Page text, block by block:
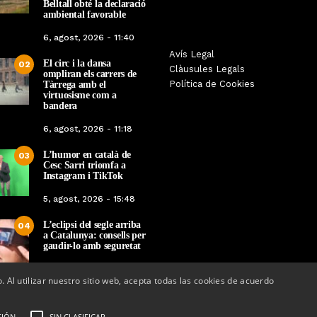
Belltall obté la declaració
ambiental favorable
6, agost, 2026 - 11:40
02
El circ i la dansa
ompliran els carrers de
Tàrrega amb el
virtuosisme com a
bandera
6, agost, 2026 - 11:18
03
L’humor en català de
Cesc Sarri triomfa a
Instagram i TikTok
5, agost, 2026 - 15:48
04
L’eclipsi del segle arriba
a Catalunya: consells per
gaudir-lo amb seguretat
Avís Legal
Clàusules Legals
Política de Cookies
Les Gastrosàvies protagonitzen
una gran trobada al Món Sant
Benet que referma el valor de la
cuina tradicional
27, novembre, 2025 - 08:28
protagonista de la
Cinema Espiritual de
utilizar nuestro sitio web, acepta todas las cookies de acuerdo